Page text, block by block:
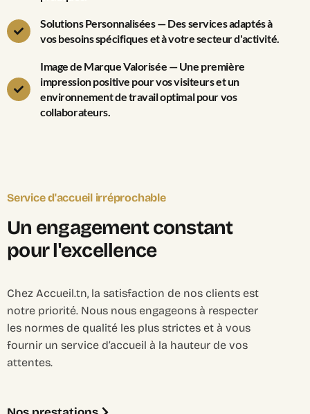
Solutions Personnalisées — Des services adaptés à
vos besoins spécifiques et à votre secteur d'activité.
Image de Marque Valorisée — Une première
impression positive pour vos visiteurs et un
environnement de travail optimal pour vos
collaborateurs.
Service d'accueil irréprochable
Un engagementconstant
pourl'excellence
Chez Accueil.tn, la satisfaction de nos clients est
notre priorité. Nous nous engageons à respecter
les normes de qualité les plus strictes et à vous
fournir un service d’accueil à la hauteur de vos
attentes.